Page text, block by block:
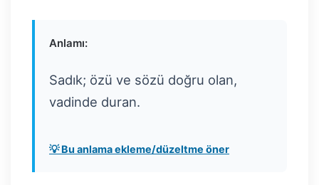
Anlamı:
Sadık; özü ve sözü doğru olan,
vadinde duran.
💡 Bu anlama ekleme/düzeltme öner